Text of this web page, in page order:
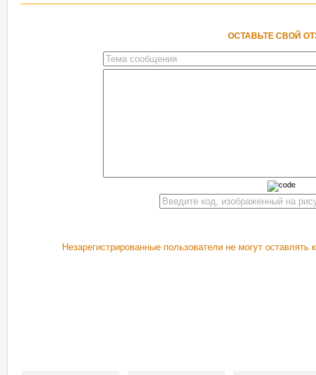
ОСТАВЬТЕ СВОЙ
Незарегистрированные пользователи не могут